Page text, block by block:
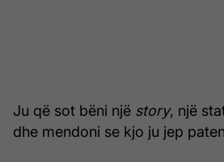
Ju që sot bëni një story, një
dhe mendoni se kjo ju jep